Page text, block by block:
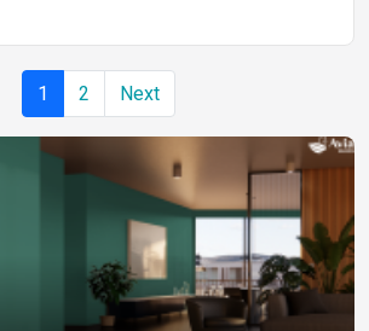
1 2 Next